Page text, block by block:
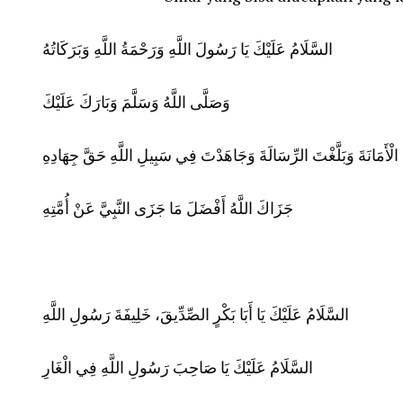
السَّلَامُ عَلَيْكَ يَا رَسُولَ اللَّهِ وَرَحْمَةُ اللَّهِ وَبَرَكَاتُهُ
وَصَلَّى اللَّهُ وَسَلَّمَ وَبَارَكَ عَلَيْكَ
وَبَلَّغْتَ الرِّسَالَةَ وَجَاهَدْتَ فِي سَبِيلِ اللَّهِ حَقَّ جِهَادِهِ
جَزَاكَ اللَّهُ أَفْضَلَ مَا جَزَى النَّبِيَّ عَنْ أُمَّتِهِ
السَّلَامُ عَلَيْكَ يَا أَبَا بَكْرٍ الصِّدِّيقَ، خَلِيفَةَ رَسُولِ اللَّهِ
السَّلَامُ عَلَيْكَ يَا صَاحِبَ رَسُولِ اللَّهِ فِي الْغَارِ